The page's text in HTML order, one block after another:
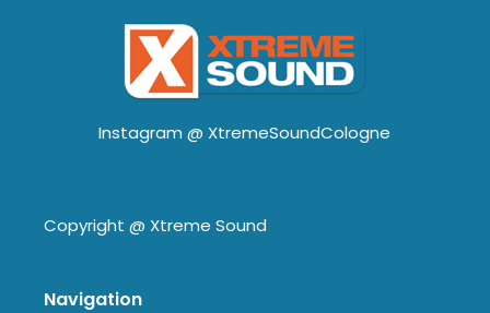
Instagram @ XtremeSoundCologne
Copyright @ Xtreme Sound
Navigation